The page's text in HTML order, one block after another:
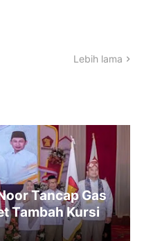
Lebih lama
Tancap Gas
Tambah Kursi